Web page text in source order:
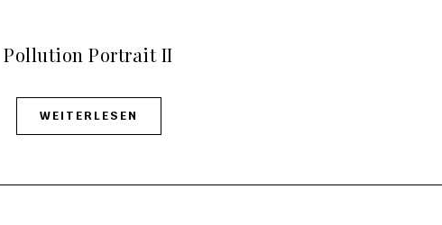
Pollution Portrait II
WEITERLESEN